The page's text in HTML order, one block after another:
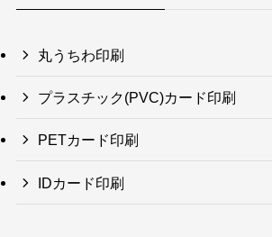
丸うちわ印刷
プラスチック(PVC)カード印刷
PETカード印刷
IDカード印刷